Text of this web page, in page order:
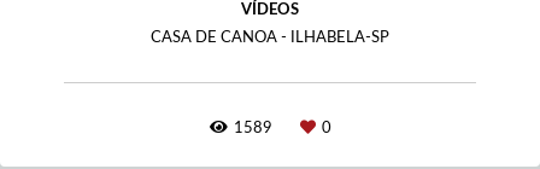
VÍDEOS
CASA DE CANOA - ILHABELA-SP
1589 0